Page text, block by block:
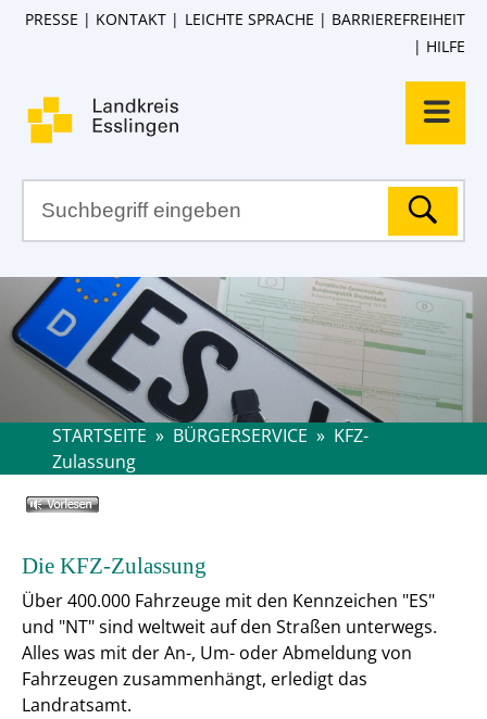
PRESSE KONTAKT LEICHTE SPRACHE
BARRIEREFREIHEIT
HILFE
STARTSEITE » BÜRGERSERVICE » KFZ-
Zulassung
Die KFZ-Zulassung
Über 400.000 Fahrzeuge mit den Kennzeichen "ES"
und "NT" sind weltweit auf den Straßen unterwegs.
Alles was mit der An-, Um- oder Abmeldung von
Fahrzeugen zusammenhängt, erledigt das
Landratsamt.